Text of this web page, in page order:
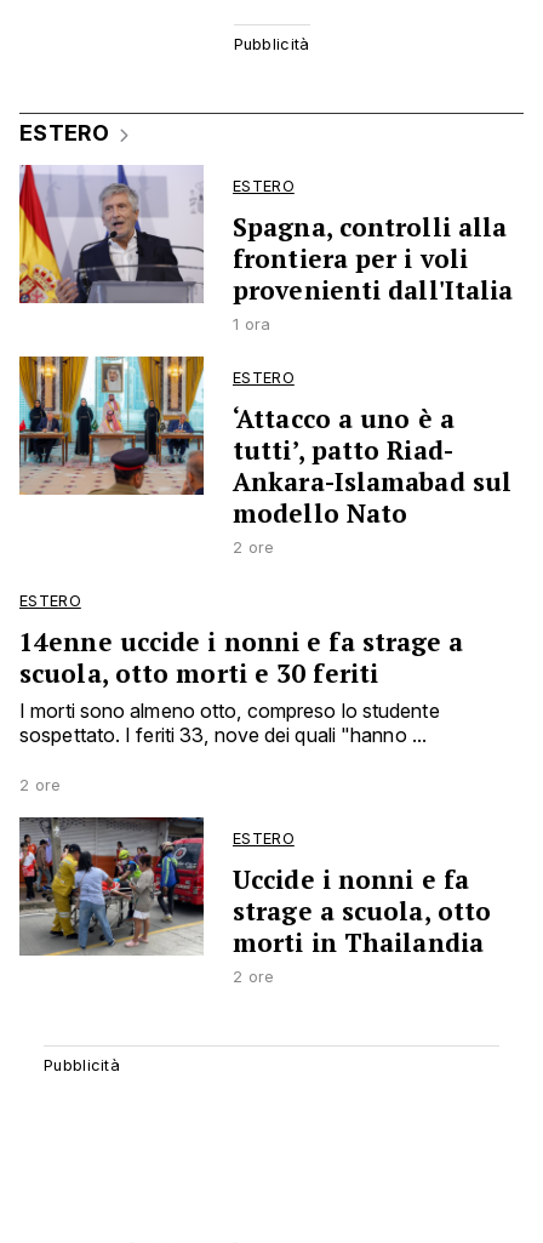
ESTERO
ESTERO
Spagna, controlli alla
frontiera per i voli
provenienti dall'Italia
1 ora
ESTERO
‘Attacco a uno è a
tutti’, patto Riad-
Ankara-Islamabad sul
modello Nato
2 ore
ESTERO
14enne uccide i nonni e fa strage a
scuola, otto morti e 30 feriti
I morti sono almeno otto, compreso lo studente
sospettato. I feriti 33, nove dei quali "hanno ...
2 ore
ESTERO
Uccide i nonni e fa
strage a scuola, otto
morti in Thailandia
2 ore